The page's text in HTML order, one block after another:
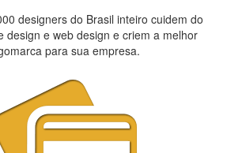
designers do Brasil inteiro cuidem do
design e web design e criem a melhor
para sua empresa.